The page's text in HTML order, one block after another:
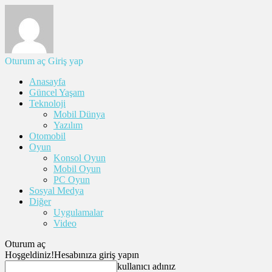
Oturum aç Giriş yap
Anasayfa
Güncel Yaşam
Teknoloji
Mobil Dünya
Yazılım
Otomobil
Oyun
Konsol Oyun
Mobil Oyun
PC Oyun
Sosyal Medya
Diğer
Uygulamalar
Video
Oturum aç
Hoşgeldiniz!Hesabınıza giriş yapın
kullanıcı adınız